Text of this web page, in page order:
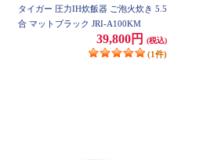
タイガー 圧力IH炊飯器 ご泡火炊き 5.5
合 マットブラック JRI-A100KM
39,800円 (税込)
(1件)